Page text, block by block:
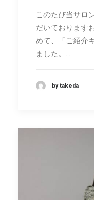
このたび当サロ
だいております
めて、「ご紹介
ました。…
by takeda